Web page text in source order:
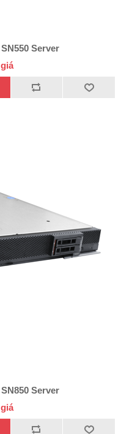
Server
Server